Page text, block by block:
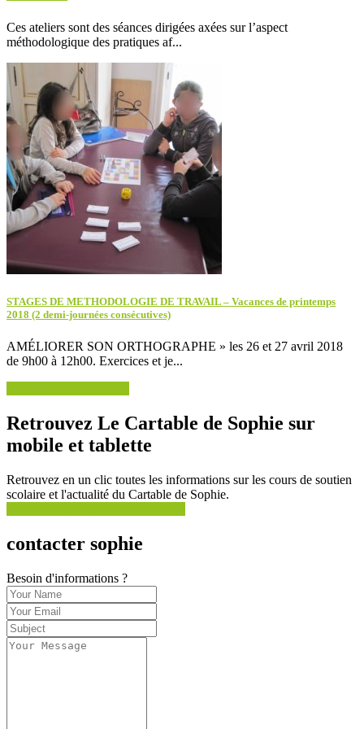
Ces ateliers sont des séances dirigées axées sur l’aspect
méthodologique des pratiques af...
STAGES DE METHODOLOGIE DE TRAVAIL – Vacances de printemps
2018 (2 demi-journées consécutives)
AMÉLIORER SON ORTHOGRAPHE » les 26 et 27 avril 2018
de 9h00 à 12h00. Exercices et je...
Retrouvez Le Cartable de Sophie sur
mobile et tablette
Retrouvez en un clic toutes les informations sur les cours de soutien
scolaire et l'actualité du Cartable de Sophie.
contacter sophie
Besoin d'informations ?